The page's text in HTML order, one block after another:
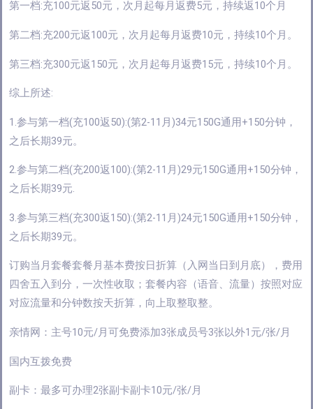
第一档:充100元返50元，次月起每月返费5元，持续返10个月
第二档:充200元返100元，次月起每月返费10元，持续10个月。
第三档:充300元返150元，次月起每月返费15元，持续10个月。
综上所述:
1.参与第一档(充100返50):(第2-11月)34元150G通用+150分钟，
之后长期39元。
2.参与第二档(充200返100):(第2-11月)29元150G通用+150分钟，
之后长期39元.
3.参与第三档(充300返150):(第2-11月)24元150G通用+150分钟，
之后长期39元。
订购当月套餐套餐月基本费按日折算（入网当日到月底），费用
四舍五入到分，一次性收取；套餐内容（语音、流量）按照对应
对应流量和分钟数按天折算，向上取整取整。
亲情网：主号10元/月可免费添加3张成员号3张以外1元/张/月
国内互拨免费
副卡：最多可办理2张副卡副卡10元/张/月